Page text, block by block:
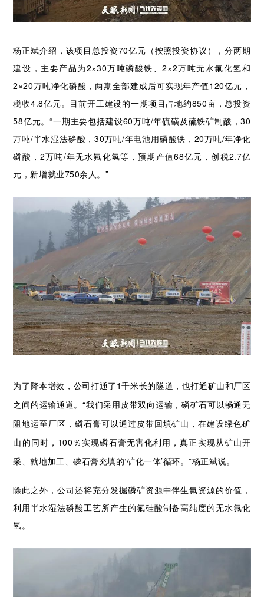
杨正斌介绍，该项目总投资70亿元（按照投资协议），分两期
建设，主要产品为2×30万吨磷酸铁、2×2万吨无水氟化氢和
2×20万吨净化磷酸，两期全部建成后可实现年产值120亿元，
税收4.8亿元。目前开工建设的一期项目占地约850亩，总投资
58亿元。“一期主要包括建设60万吨/年硫磺及硫铁矿制酸，30
万吨/半水湿法磷酸，30万吨/年电池用磷酸铁，20万吨/年净化
磷酸，2万吨/年无水氟化氢等，预期产值68亿元，创税2.7亿
元，新增就业750余人。”
为了降本增效，公司打通了1千米长的隧道，也打通矿山和厂区
之间的运输通道。“我们采用皮带双向运输，磷矿石可以畅通无
阻地运至厂区，磷石膏可以通过皮带回填矿山，在建设绿色矿
山的同时，100％实现磷石膏无害化利用，真正实现从矿山开
采、就地加工、磷石膏充填的‘矿化一体’循环。”杨正斌说。
除此之外，公司还将充分发掘磷矿资源中伴生氟资源的价值，
利用半水湿法磷酸工艺所产生的氟硅酸制备高纯度的无水氟化
氢。